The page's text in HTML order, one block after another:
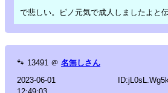
で悲しい。ピノ元気で成人しましたよと
🐾 13491 ＠ 名無しさん
2023-06-01
ID:jL0sL.Wg5k